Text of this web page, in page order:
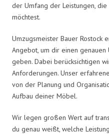
der Umfang der Leistungen,
möchtest.
Umzugsmeister Bauer
Angebot, um dir einen
geben. Dabei berücksichtigen
Anforderungen. Unser
von der Planung und
Aufbau deiner Möbel.
Wir legen großen Wert auf
du genau weißt, welche